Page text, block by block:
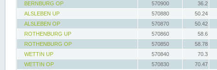
BERNBURG OP
570900
36.2
ALSLEBEN UP
570880
50.24
ALSLEBEN OP
570870
50.42
ROTHENBURG UP
570860
58.6
ROTHENBURG OP
570850
58.78
WETTIN UP
570840
70.3
WETTIN OP
570830
70.47